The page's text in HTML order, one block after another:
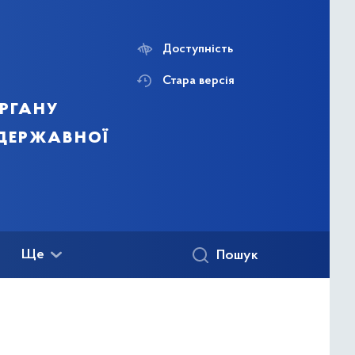
Доступність
Стара версія
Ще Пошук